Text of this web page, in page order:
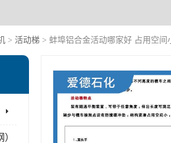
> 活动梯 > 蚌埠铝合金活动哪家好 占用空间